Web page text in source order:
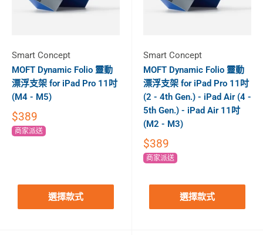
Smart Concept
MOFT Dynamic Folio 靈動
漂浮支架 for iPad Pro 11吋
(M4 - M5)
$389
商家派送
選擇款式
Smart Concept
MOFT Dynamic Folio 靈動
漂浮支架 for iPad Pro 11吋
(2 - 4th Gen.) - iPad Air (4 -
5th Gen.) - iPad Air 11吋
(M2 - M3)
$389
商家派送
選擇款式